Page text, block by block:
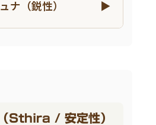
ナ（鋭性）
Sthira / 安定性）